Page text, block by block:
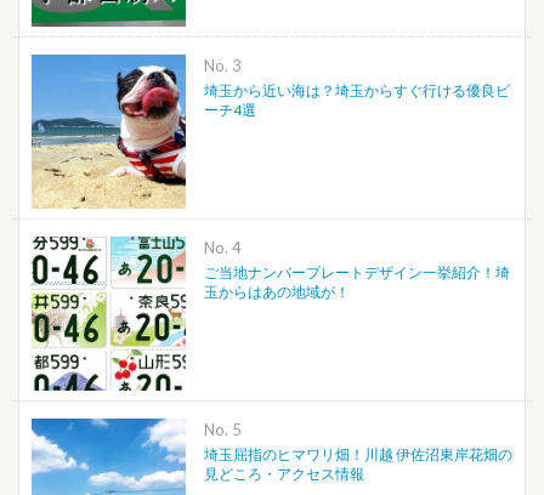
No.
埼玉から近い海は？埼玉からすぐ行ける優良ビ
ーチ4選
No.
ご当地ナンバープレートデザイン一挙紹介！埼
玉からはあの地域が！
No.
埼玉屈指のヒマワリ畑！川越 伊佐沼東岸花畑の
見どころ・アクセス情報